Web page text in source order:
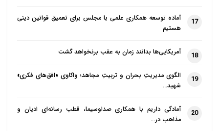
17
آماده توسعه همکاری علمی با مجلس برای تعمیق قوانین دینی
هستیم
18 آمریکایی‌ها بدانند زمان به عقب برنخواهد گشت
19
الگوی مدیریتِ بحران و تربیتِ مجاهد؛ واکاوی «افق‌های فکری»
شهید…
20
آمادگی داریم با همکاری صداوسیما، قطب رسانه‌ای ادیان و
مذاهب در…